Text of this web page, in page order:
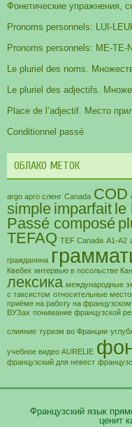
Фонетические упражнения,
Pronoms personnels: LUI-
Pronoms personnels: ME-TE-
Le pluriel des noms.
Le pluriel des adjectifs.
Place de l’adjectif. Место
Conditionnel passé
ОБЛАКО МЕТОК
argo арго сленг Canada COD
simple imparfait le
Passé composé
TEFAQ TEF Canada А1-А2
гражданина
Квебек интервью в посольстве
лексика международные
с таксистом относительные
приёме на работу на
ВУЗах понимание французской
слияние туризм во Франции
учебное видео AURELIE
французский для невест
Французский язык
ценит